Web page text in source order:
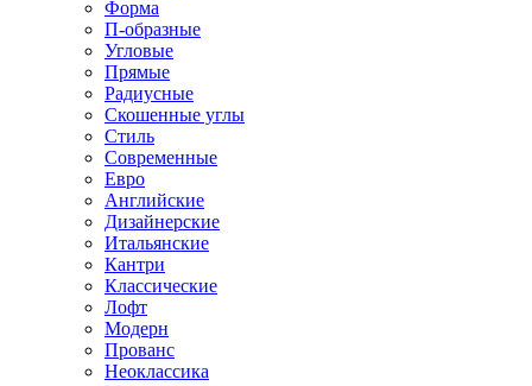
Форма
П-образные
Угловые
Прямые
Радиусные
Скошенные углы
Стиль
Современные
Евро
Английские
Дизайнерские
Итальянские
Кантри
Классические
Лофт
Модерн
Прованс
Неоклассика